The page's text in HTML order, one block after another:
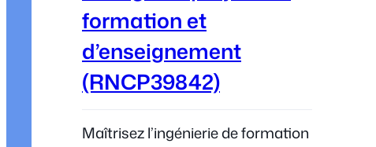
formation et
d’enseignement
(RNCP39842)
Maîtrisez l’ingénierie de formation